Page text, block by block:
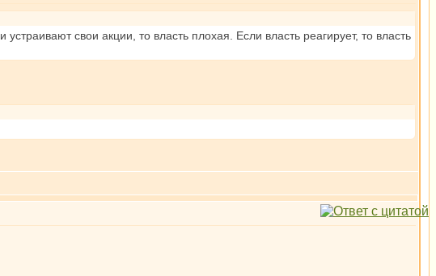
свои акции, то власть плохая. Если власть реагирует, то власть